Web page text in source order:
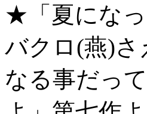
★「夏にな
バクロ(燕)
なる事だっ